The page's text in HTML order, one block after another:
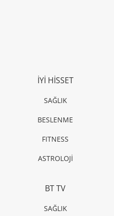
İYİ HİSSET
SAĞLIK
BESLENME
FITNESS
ASTROLOJİ
BT TV
SAĞLIK